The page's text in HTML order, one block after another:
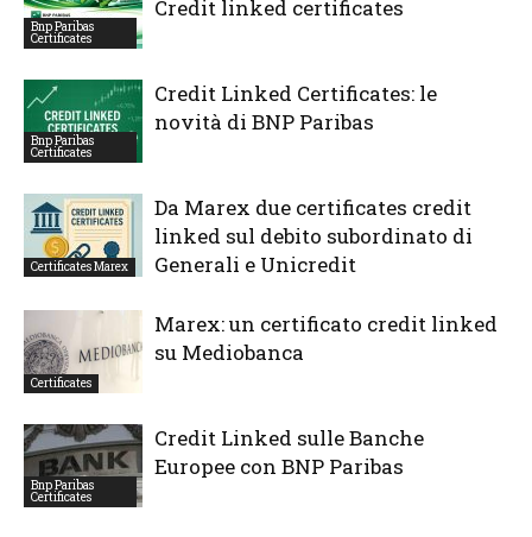
Bnp Paribas
Certificates
Credit linked certificates
Bnp Paribas
Certificates
Credit Linked Certificates: le
novità di BNP Paribas
Certificates Marex
Da Marex due certificates credit
linked sul debito subordinato di
Generali e Unicredit
Certificates
Marex: un certificato credit linked
su Mediobanca
Bnp Paribas
Certificates
Credit Linked sulle Banche
Europee con BNP Paribas